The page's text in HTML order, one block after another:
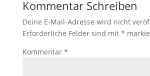
Kommentar Schreiben
Deine E-Mail-Adresse wird nicht
Erforderliche Felder sind mit *
Kommentar *